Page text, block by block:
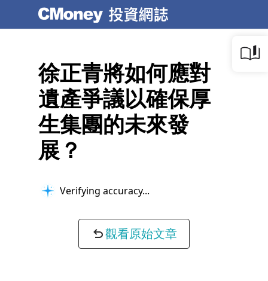
徐正青將如何應對
遺產爭議以確保厚
生集團的未來發
展？
Verifying accuracy...
觀看原始文章